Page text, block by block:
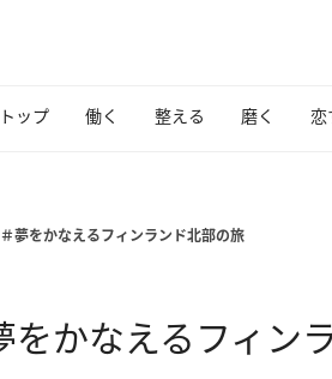
トップ 働く 整える 磨く 恋
＃夢をかなえるフィンランド北部の旅
をかなえるフィ